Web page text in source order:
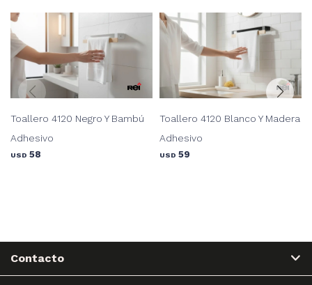
Toallero 4120 Negro Y Bambú
Adhesivo
USD 58
Toallero 4120 Blanco Y Madera
Adhesivo
USD 59
Contacto